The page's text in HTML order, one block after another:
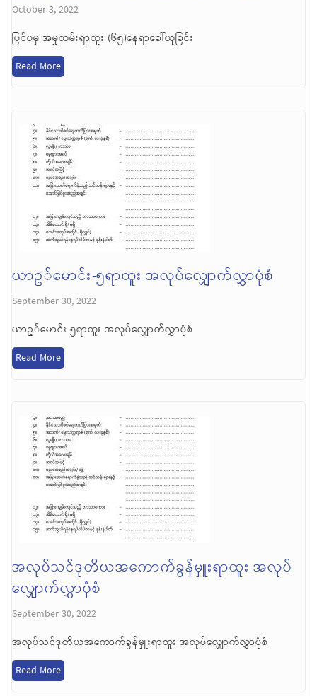
October 3, 2022
ပြင်ပမှ အမှုထမ်းရာထူး (၆၅)နေရာခေါ်ယူခြင်း
Read More
ယာဥ်မောင်း-၅ရာထူး အလုပ်လျှောက်လွှာပုံစံ
September 30, 2022
ယာဥ်မောင်း-၅ရာထူး အလုပ်လျှောက်လွှာပုံစံ
Read More
အလုပ်သင်ဒုတိယအကောက်ခွန်မှူးရာထူး အလုပ်
လျှောက်လွှာပုံစံ
September 30, 2022
အလုပ်သင်ဒုတိယအကောက်ခွန်မှူးရာထူး အလုပ်လျှောက်လွှာပုံစံ
Read More